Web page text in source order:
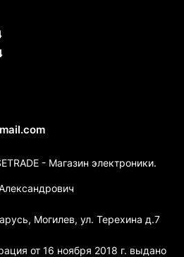
- Магазин электроники.
Могилев, ул. Терехина д.7
от 16 ноября 2018 г. выдано